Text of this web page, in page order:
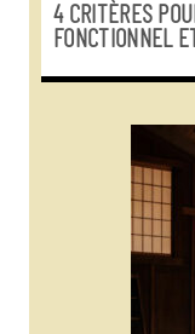
4 CRITÈRES
FONCTIONNEL